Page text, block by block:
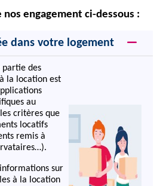
engagement ci-dessous :
dans votre logement
partie des
la location est
au
critères que
locatifs
remis à
informations sur
à la location